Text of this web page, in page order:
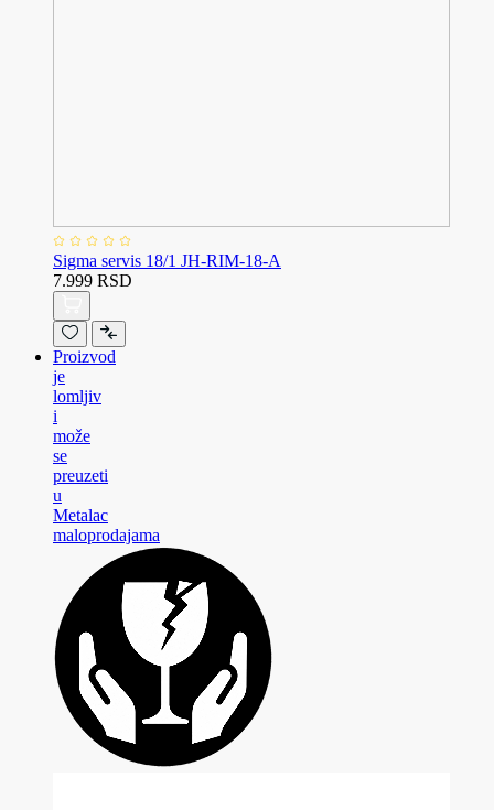
Sigma servis 18/1 JH-RIM-18-A
7.999 RSD
Proizvod
je
lomljiv
i
može
se
preuzeti
u
Metalac
maloprodajama